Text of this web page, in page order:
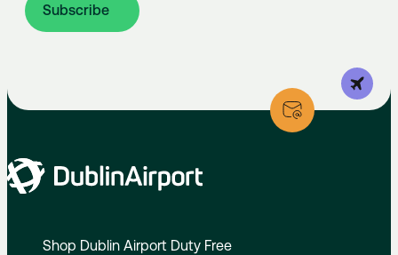
Subscribe
Shop Dublin Airport Duty Free